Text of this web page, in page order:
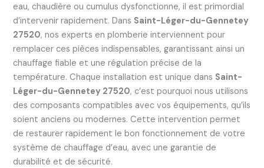
eau, chaudière ou cumulus dysfonctionne, il est primordial
d’intervenir rapidement. Dans Saint-Léger-du-Gennetey
27520, nos experts en plomberie interviennent pour
remplacer ces pièces indispensables, garantissant ainsi un
chauffage fiable et une régulation précise de la
température. Chaque installation est unique dans Saint-
Léger-du-Gennetey 27520, c’est pourquoi nous utilisons
des composants compatibles avec vos équipements, qu’ils
soient anciens ou modernes. Cette intervention permet
de restaurer rapidement le bon fonctionnement de votre
système de chauffage d’eau, avec une garantie de
durabilité et de sécurité.